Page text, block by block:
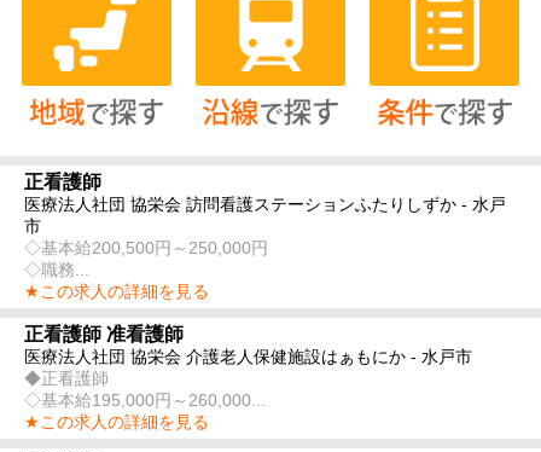
正看護師
医療法人社団 協栄会 訪問看護ステーションふたりしずか - 水戸
市
◇基本給200,500円～250,000円
◇職務...
★この求人の詳細を見る
正看護師 准看護師
医療法人社団 協栄会 介護老人保健施設はぁもにか - 水戸市
◆正看護師
◇基本給195,000円～260,000...
★この求人の詳細を見る